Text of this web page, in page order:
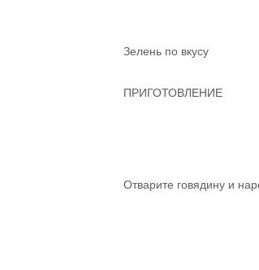
Зелень по вкусу
ПРИГОТОВЛЕНИЕ
Отварите говядину и